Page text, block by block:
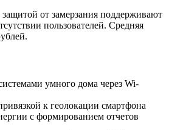
от замерзания поддерживают
пользователей. Средняя
умного дома через Wi-
к геолокации смартфона
с формированием отчетов